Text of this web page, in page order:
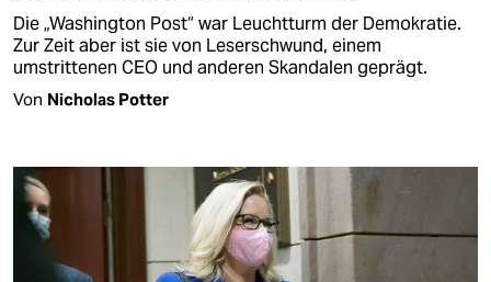
Die „Washington Post“ war Leuchtturm der Demokratie.
Zur Zeit aber ist sie von Leserschwund, einem
umstrittenen CEO und anderen Skandalen geprägt.
Von Nicholas Potter